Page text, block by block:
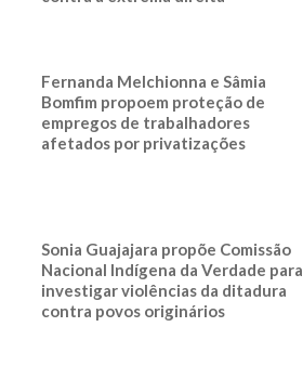
Fernanda Melchionna e Sâmia
Bomfim propoem proteção de
empregos de trabalhadores
afetados por privatizações
Sonia Guajajara propõe Comissão
Nacional Indígena da Verdade para
investigar violências da ditadura
contra povos originários